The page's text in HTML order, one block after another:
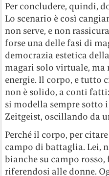
Per concludere, quindi,
Lo scenario è così
non serve, e non
forse una delle fasi di
democrazia estetica
magari solo virtuale, ma
energie. Il corpo, e tutto
non è solido, a conti
si modella sempre
Zeitgeist, oscillando da
Perché il corpo, per
campo di battaglia. Lei,
bianche su campo
riferendosi alle donne.